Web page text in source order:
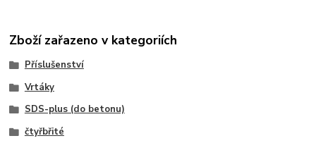
Zboží zařazeno v kategoriích
Příslušenství
Vrtáky
SDS-plus (do betonu)
čtyřbřité